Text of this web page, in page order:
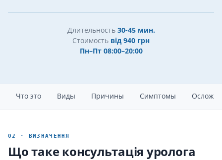
Длительность 30-45 мин.
Стоимость від 940 грн
Пн–Пт 08:00–20:00
Что это Виды Причины Симптомы
02 · ВИЗНАЧЕННЯ
Що таке консультація уролога